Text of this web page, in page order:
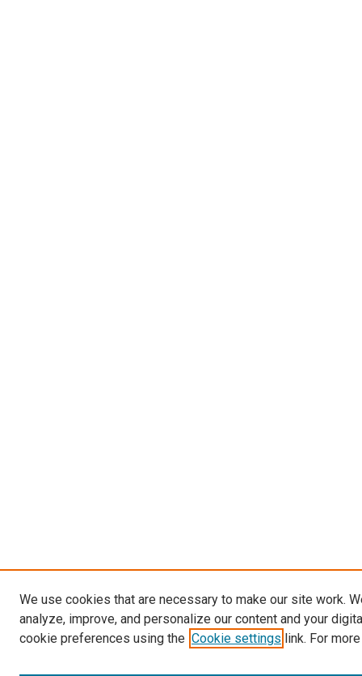
We use cookies that are necessary to make our site work.
analyze, improve, and personalize our content and your
cookie preferences using the Cookie settings link. For